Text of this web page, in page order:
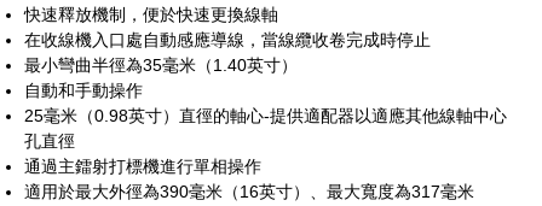
快速釋放機制，便於快速更換線軸
在收線機入口處自動感應導線，當線纜收卷完成時停止
最小彎曲半徑為35毫米（1.40英寸）
自動和手動操作
25毫米（0.98英寸）直徑的軸心-提供適配器以適應其他線軸中心
孔直徑
通過主鐳射打標機進行單相操作
適用於最大外徑為390毫米（16英寸）、最大寬度為317毫米